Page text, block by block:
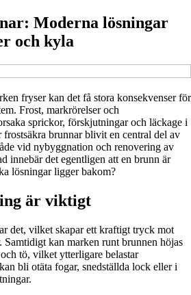
Moderna lösningar
och kyla
fryser kan det få stora konsekvenser för
Frost, markrörelser och
sprickor, förskjutningar och läckage i
brunnar blivit en central del av
vid nybyggnation och renovering av
innebär det egentligen att en brunn är
lösningar ligger bakom?
är viktigt
det, vilket skapar ett kraftigt tryck mot
Samtidigt kan marken runt brunnen höjas
tö, vilket ytterligare belastar
bli otäta fogar, snedställda lock eller i